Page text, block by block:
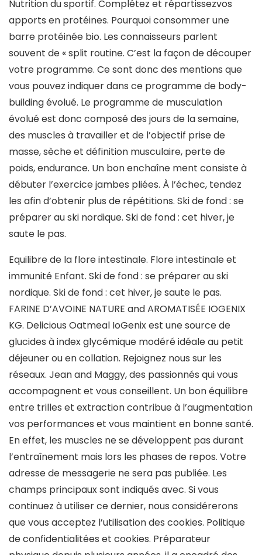
Nutrition du sportif. Complétez et répartissezvos
apports en protéines. Pourquoi consommer une
barre protéinée bio. Les connaisseurs parlent
souvent de « split routine. C’est la façon de découper
votre programme. Ce sont donc des mentions que
vous pouvez indiquer dans ce programme de body-
building évolué. Le programme de musculation
évolué est donc composé des jours de la semaine,
des muscles à travailler et de l’objectif prise de
masse, sèche et définition musculaire, perte de
poids, endurance. Un bon enchaîne ment consiste à
débuter l’exercice jambes pliées. À l’échec, tendez
les afin d’obtenir plus de répétitions. Ski de fond : se
préparer au ski nordique. Ski de fond : cet hiver, je
saute le pas.
Equilibre de la flore intestinale. Flore intestinale et
immunité Enfant. Ski de fond : se préparer au ski
nordique. Ski de fond : cet hiver, je saute le pas.
FARINE D’AVOINE NATURE and AROMATISÉE IOGENIX
KG. Delicious Oatmeal IoGenix est une source de
glucides à index glycémique modéré idéale au petit
déjeuner ou en collation. Rejoignez nous sur les
réseaux. Jean and Maggy, des passionnés qui vous
accompagnent et vous conseillent. Un bon équilibre
entre trilles et extraction contribue à l’augmentation
vos performances et vous maintient en bonne santé.
En effet, les muscles ne se développent pas durant
l’entraînement mais lors les phases de repos. Votre
adresse de messagerie ne sera pas publiée. Les
champs principaux sont indiqués avec. Si vous
continuez à utiliser ce dernier, nous considérerons
que vous acceptez l’utilisation des cookies. Politique
de confidentialitées et cookies. Préparateur